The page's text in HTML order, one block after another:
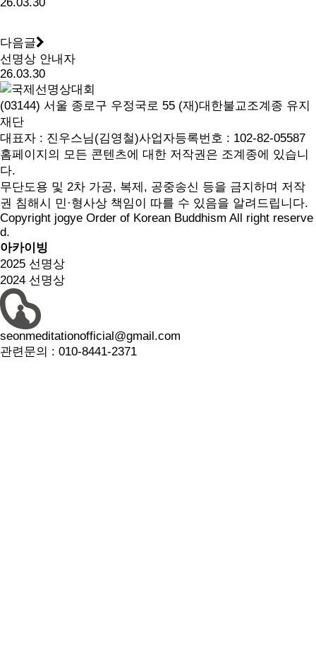
다음글
선명상 안내자
26.03.30
(03144) 서울 종로구 우정국로 55 (재)대한불교조계종 유지
재단
대표자 : 진우스님(김영철)사업자등록번호 : 102-82-05587
홈페이지의 모든 콘텐츠에 대한 저작권은 조계종에 있습니
다.
무단도용 및 2차 가공, 복제, 공중송신 등을 금지하며 저작
권 침해시 민·형사상 책임이 따를 수 있음을 알려드립니다.
Copyright jogye Order of Korean Buddhism All right reserve
d.
아카이빙
2025 선명상
2024 선명상
seonmeditationofficial@gmail.com
관련문의 : 010-8441-2371